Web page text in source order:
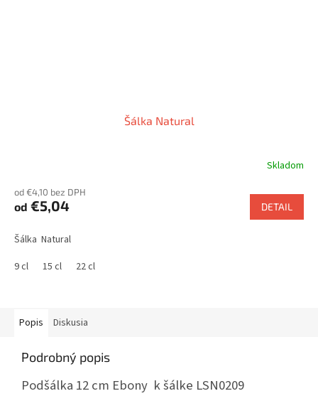
Šálka Natural
Skladom
od €4,10 bez DPH
od €5,04 DETAIL
Šálka Natural
9 cl
15 cl 22 cl
Popis Diskusia
Podrobný popis
Podšálka 12 cm Ebony k šálke LSN0209